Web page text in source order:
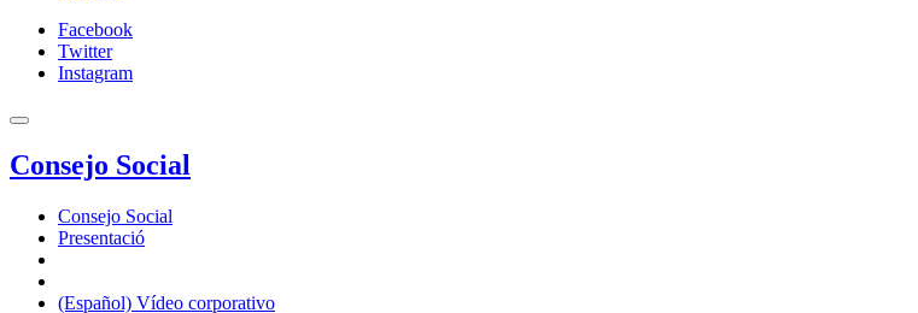
Facebook
Twitter
Instagram
Consejo Social
Consejo Social
Presentació
(Español) Vídeo corporativo